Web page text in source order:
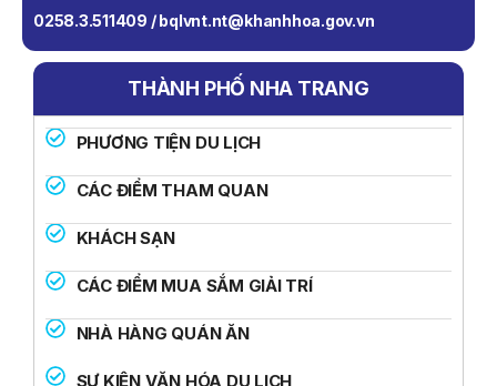
0258.3.511409 / bqlvnt.nt@khanhhoa.gov.vn
THÀNH PHỐ NHA TRANG
PHƯƠNG TIỆN DU LỊCH
CÁC ĐIỂM THAM QUAN
KHÁCH SẠN
CÁC ĐIỂM MUA SẮM GIẢI TRÍ
NHÀ HÀNG QUÁN ĂN
SỰ KIỆN VĂN HÓA DU LỊCH